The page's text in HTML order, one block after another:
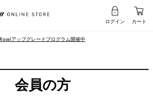
ログイン カート
Rovalアップグレードプログラム開催中
会員の方